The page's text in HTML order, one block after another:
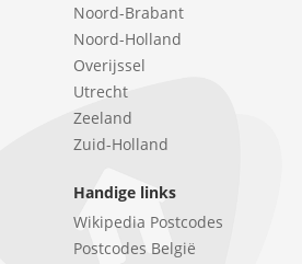
Noord-Brabant
Noord-Holland
Overijssel
Utrecht
Zeeland
Zuid-Holland
Handige links
Wikipedia Postcodes
Postcodes België